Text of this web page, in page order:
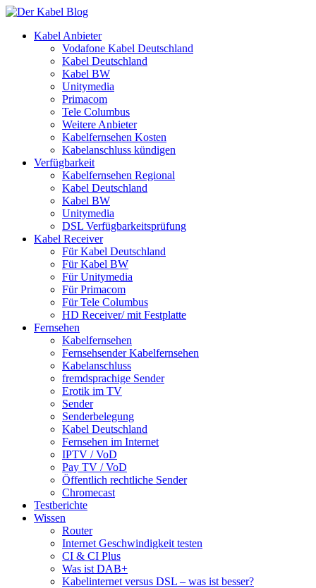
Kabel Anbieter
Vodafone Kabel Deutschland
Kabel Deutschland
Kabel BW
Unitymedia
Primacom
Tele Columbus
Weitere Anbieter
Kabelfernsehen Kosten
Kabelanschluss kündigen
Verfügbarkeit
Kabelfernsehen Regional
Kabel Deutschland
Kabel BW
Unitymedia
DSL Verfügbarkeitsprüfung
Kabel Receiver
Für Kabel Deutschland
Für Kabel BW
Für Unitymedia
Für Primacom
Für Tele Columbus
HD Receiver/ mit Festplatte
Fernsehen
Kabelfernsehen
Fernsehsender Kabelfernsehen
Kabelanschluss
fremdsprachige Sender
Erotik im TV
Sender
Senderbelegung
Kabel Deutschland
Fernsehen im Internet
IPTV / VoD
Pay TV / VoD
Öffentlich rechtliche Sender
Chromecast
Testberichte
Wissen
Router
Internet Geschwindigkeit testen
CI & CI Plus
Was ist DAB+
Kabelinternet versus DSL – was ist besser?